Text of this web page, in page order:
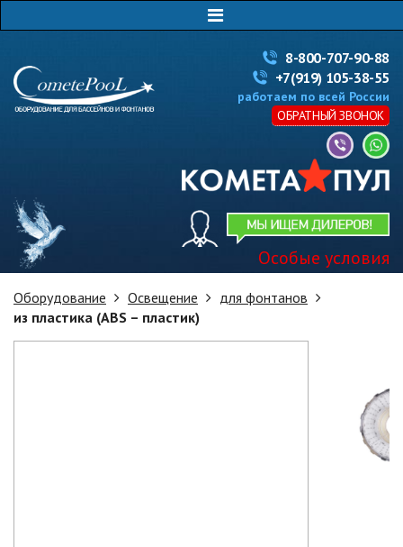
8-800-707-90-88
+7(919) 105-38-55
работаем по всей России
ОБРАТНЫЙ ЗВОНОК
Особые условия
Оборудование Освещение
для фонтанов
из пластика (ABS – пластик)